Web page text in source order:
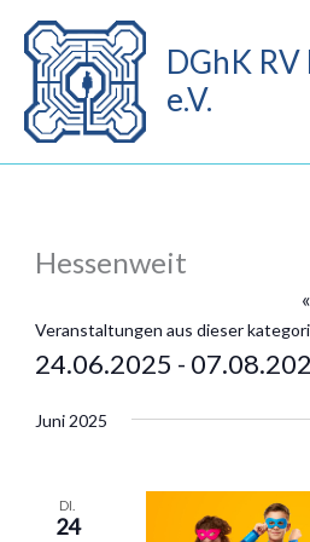
Zum
Inhalt
springen
DGhK RV
e.V.
Hessenweit
Veranstaltungen aus dieser
24.06.2025 -
wählen.
Juni 2025
DI.
24